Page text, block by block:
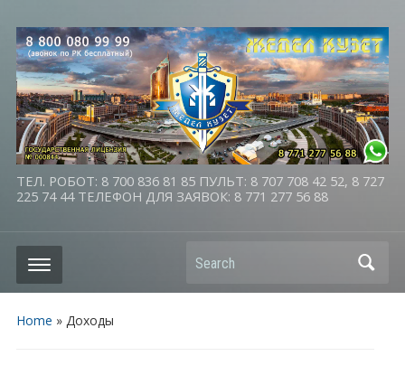
ТЕЛ. РОБОТ: 8 700 836 81 85 ПУЛЬТ: 8 707 708 42 52, 8 727
225 74 44 ТЕЛЕФОН ДЛЯ ЗАЯВОК: 8 771 277 56 88
Search
Home » Доходы